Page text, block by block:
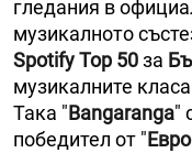
гледания в
музикалното
Spotify Top 50за
музикалните
Така "Bangaranga"
победител от "